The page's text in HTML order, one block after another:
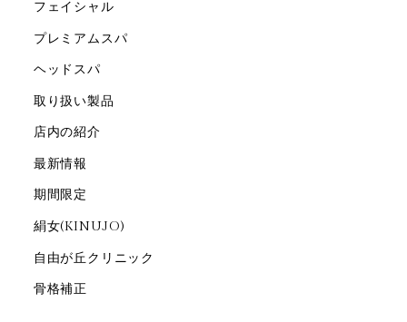
フェイシャル
プレミアムスパ
ヘッドスパ
取り扱い製品
店内の紹介
最新情報
期間限定
絹女(KINUJO)
自由が丘クリニック
骨格補正